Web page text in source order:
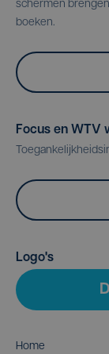
schermen
boeken.
Focus en WTV
Logo's
Home